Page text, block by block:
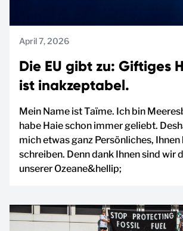
April 7, 2026
Die EU gibt zu: Giftiges
ist inakzeptabel.
Mein Name ist Taïme. Ich bin
habe Haie schon immer geliebt.
mich etwas ganz Persönliches, Ihnen
schreiben. Denn dank Ihnen sind wir
unserer Ozeane&hellip;